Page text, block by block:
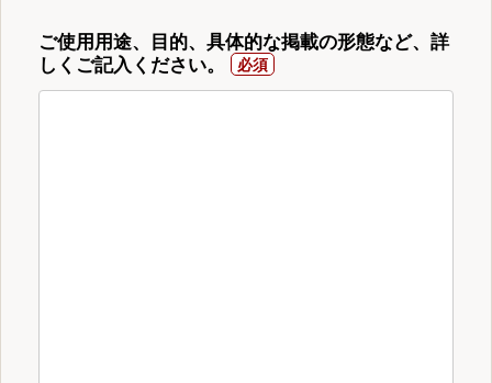
ご使用用途、目的、具体的な掲載の形態など、詳
しくご記入ください。